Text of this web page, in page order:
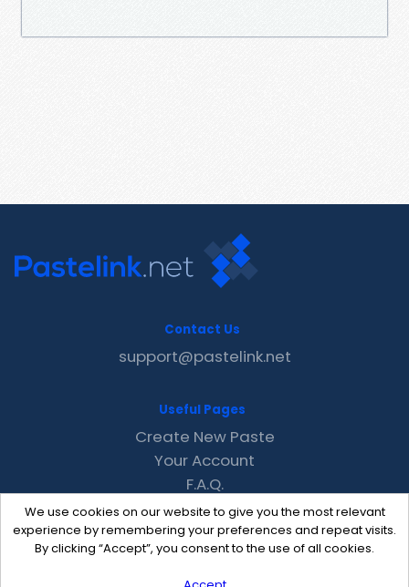
We use cookies on our website to give you the most relevant
experience by remembering your preferences and repeat visits.
By clicking “Accept”, you consent to the use of all cookies.
Contact Us
support@pastelink.net
Useful Pages
Create New Paste
Your Account
F.A.Q.
Recent
Contact